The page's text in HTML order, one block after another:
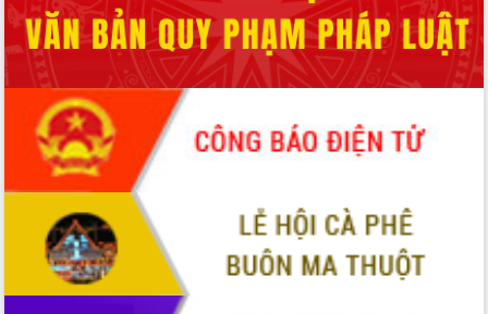
II/2026
Đắk Lắk ký kết thỏa thuận hợp tác về
chuyển đổi số giai đoạn 2026 – 2030
với Tập đoàn Bưu chính Viễn thông
Việt Nam
Thứ trưởng Bộ Y tế làm việc với tỉnh
Đắk Lắk về phát triển nhân lực y tế
cho trạm y tế cấp xã
Du lịch Đắk Lắk nâng tầm trải nghiệm
du khách thông qua Hệ thống cơ sở dữ
liệu và Bản đồ số
Tập huấn ứng dụng trí tuệ nhân tạo (AI)
trong thương mại điện tử năm 2026